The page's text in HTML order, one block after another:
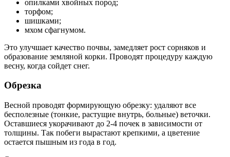
опилками хвойных пород;
торфом;
шишками;
мхом сфагнумом.
Это улучшает качество почвы, замедляет рост сорняков и
образование земляной корки. Проводят процедуру каждую
весну, когда сойдет снег.
Обрезка
Весной проводят формирующую обрезку: удаляют все
бесполезные (тонкие, растущие внутрь, больные) веточки.
Оставшиеся укорачивают до 2-4 почек в зависимости от
толщины. Так побеги вырастают крепкими, а цветение
остается пышным из года в год.